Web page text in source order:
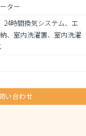
ター
24時間換気システム、エ
、室内洗濯置、室内洗濯
い合わせ